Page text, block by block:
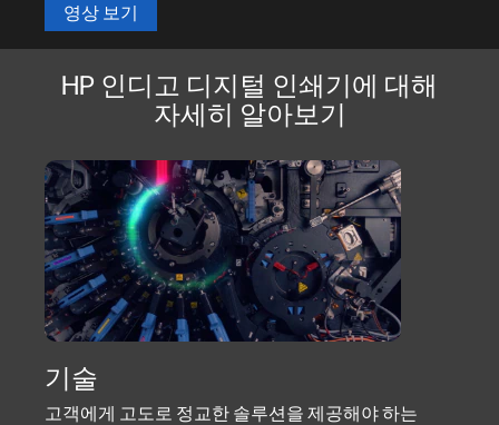
영상 보기
HP 인디고 디지털 인쇄기에 대해
자세히 알아보기
기술
고객에게 고도로 정교한 솔루션을 제공해야 하는